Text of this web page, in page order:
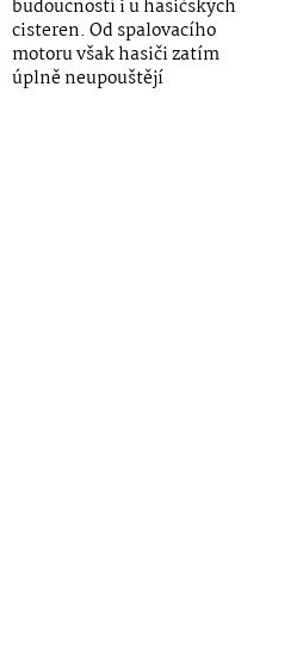
budoucností i u hasičských
cisteren. Od spalovacího
motoru však hasiči zatím
úplně neupouštějí